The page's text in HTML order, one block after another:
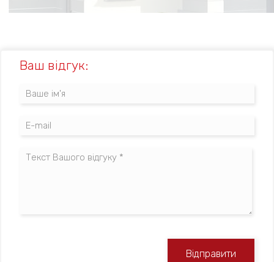
Ваш відгук:
Відправити